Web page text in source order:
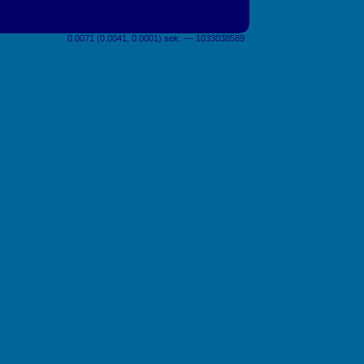
0.0071 (0.0041, 0.0001) sek. –– 1033038589